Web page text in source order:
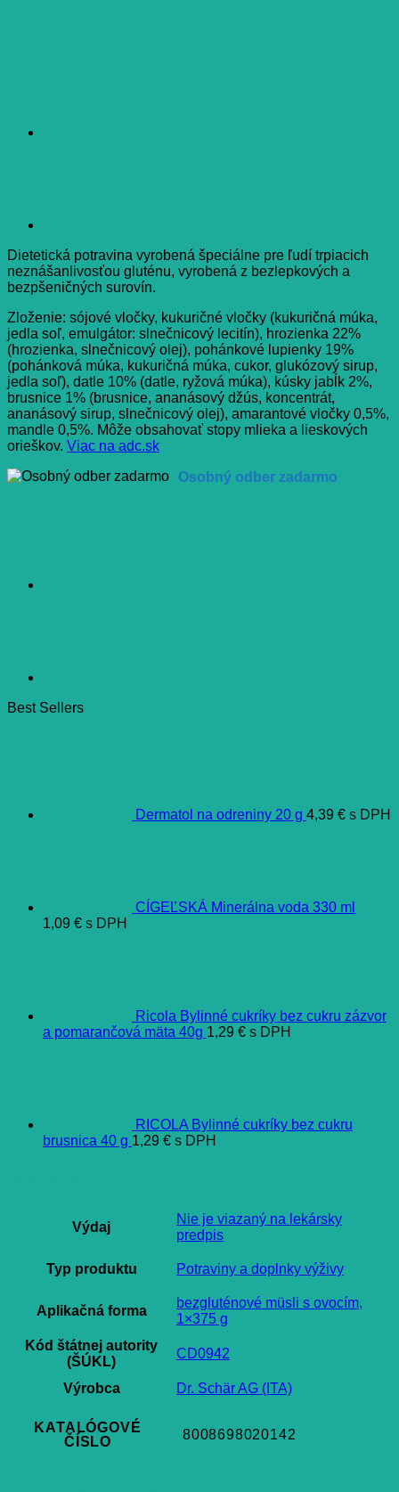
Dietetická potravina vyrobená špeciálne pre ľudí trpiacich
neznášanlivosťou gluténu, vyrobená z bezlepkových a
bezpšeničných surovín.
Zloženie: sójové vločky, kukuričné vločky (kukuričná múka,
jedla soľ, emulgátor: slnečnicový lecitín), hrozienka 22%
(hrozienka, slnečnicový olej), pohánkové lupienky 19%
(pohánková múka, kukuričná múka, cukor, glukózový sirup,
jedla soľ), datle 10% (datle, ryžová múka), kúsky jabĺk 2%,
brusnice 1% (brusnice, ananásový džús, koncentrát,
ananásový sirup, slnečnicový olej), amarantové vločky 0,5%,
mandle 0,5%. Môže obsahovať stopy mlieka a lieskových
orieškov. Viac na adc.sk
Osobný odber zadarmo
Best Sellers
Dermatol na odreniny 20 g 4,39 € s DPH
CÍGEĽSKÁ Minerálna voda 330 ml
1,09 € s DPH
Ricola Bylinné cukríky bez cukru zázvor
a pomarančová mäta 40g 1,29 € s DPH
RICOLA Bylinné cukríky bez cukru
brusnica 40 g 1,29 € s DPH
Výdaj
Nie je viazaný na lekársky
predpis
Typ produktu Potraviny a doplnky výživy
Aplikačná forma
bezgluténové müsli s ovocím,
1×375 g
Kód štátnej autority
(ŠÚKL)
CD0942
Výrobca Dr. Schär AG (ITA)
KATALÓGOVÉ
ČÍSLO
8008698020142